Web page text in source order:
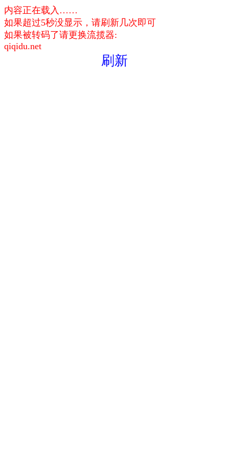
内容正在载入……
如果超过5秒没显示，请刷新几次即可
如果被转码了请更换流揽器:
qiqidu.net
刷新